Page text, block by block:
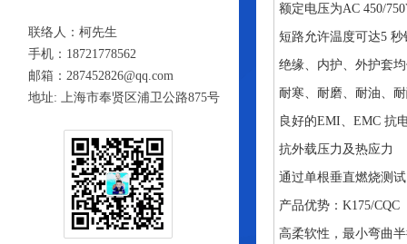
联络人：柯先生
手机：18721778562
邮箱：287452826@qq.com
地址: 上海市奉贤区浦卫公路875号
额定电压为AC 450/
短路允许温度可达5
绝缘、内护、外护套
耐寒、耐磨、耐油、
良好的EMI、EMC 抗
抗外载压力及热应力
通过单根垂直燃烧测
产品优势：K175/CQC
高柔软性，最小弯曲